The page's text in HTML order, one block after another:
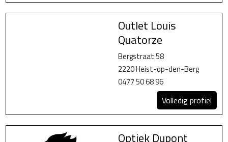
Outlet Louis
Quatorze
Bergstraat 58
2220 Heist-op-den-Berg
0477 50 68 96
Volledig profiel
Optiek Dupont